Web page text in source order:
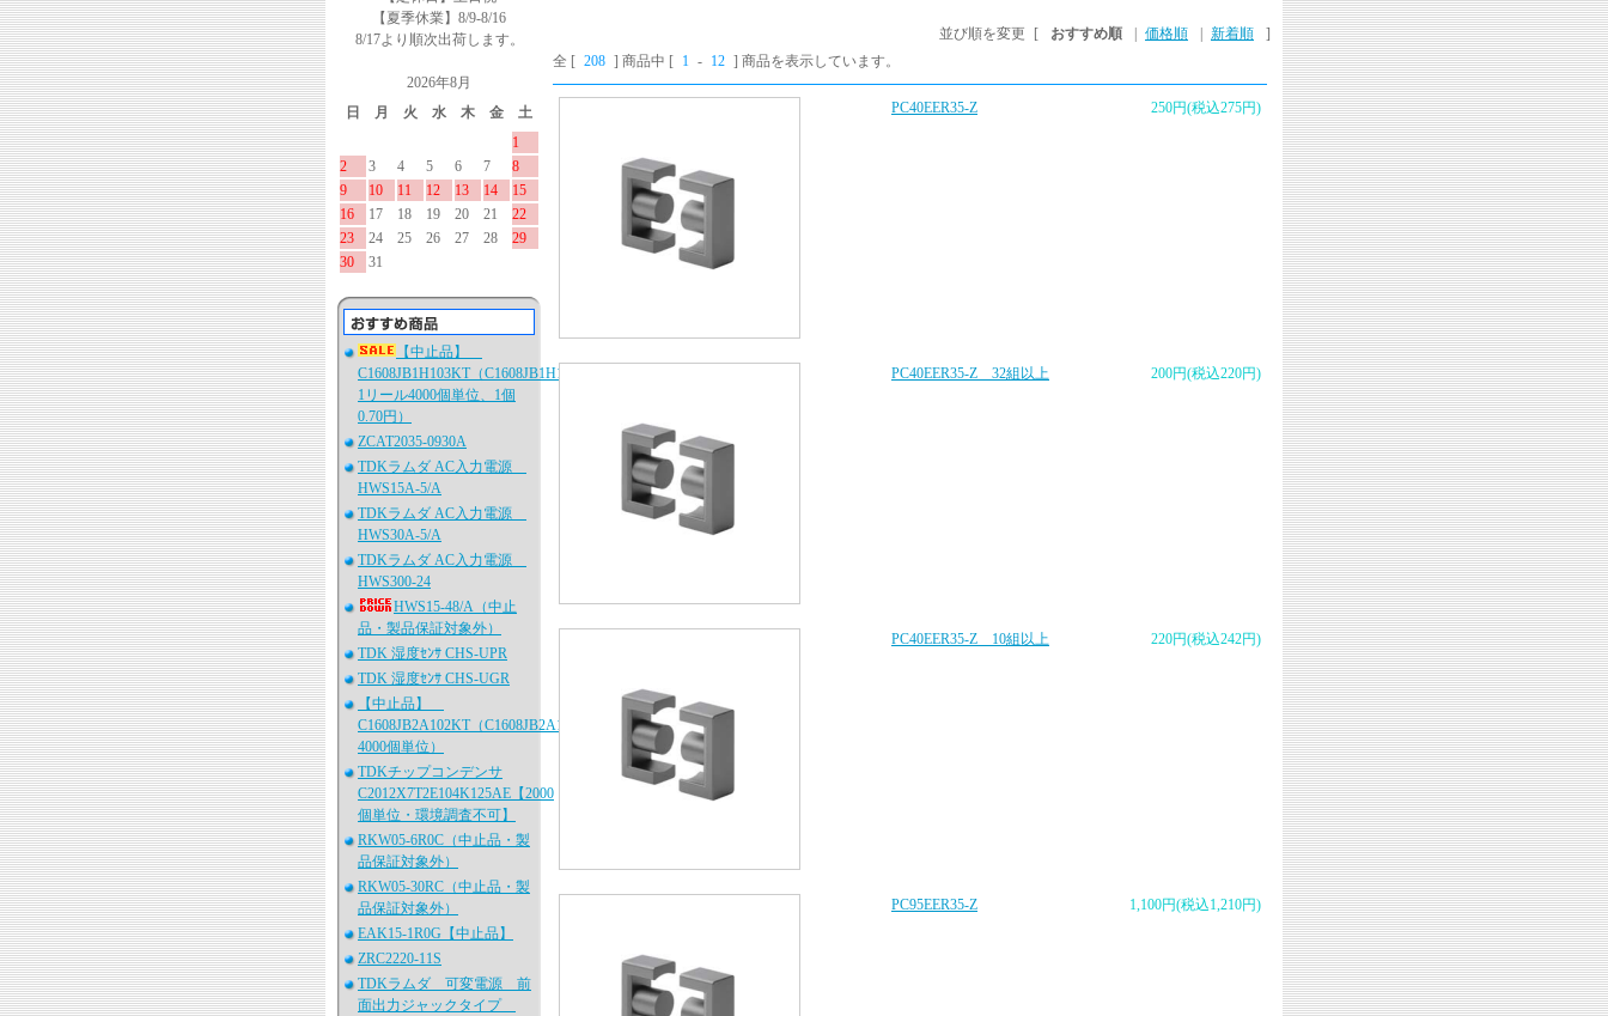
【夏季休業】8/9-8/16
8/17より順次出荷します。
2026年8月
日
月 火 水 木 金
土
1
2
3 4 5 6 7
8
9
10 11 12 13 14
15
16
17 18 19 20 21
22
23
24 25 26 27 28
29
30
31
【中止品】
C1608JB1H103KT（C1608JB1H103K080AA、
1リール4000個単位、1個
0.70円）
ZCAT2035-0930A
TDKラムダ AC入力電源
HWS15A-5/A
TDKラムダ AC入力電源
HWS30A-5/A
TDKラムダ AC入力電源
HWS300-24
HWS15-48/A（中止
品・製品保証対象外）
TDK 湿度ｾﾝｻ CHS-UPR
TDK 湿度ｾﾝｻ CHS-UGR
【中止品】
C1608JB2A102KT（C1608JB2A102K080AA、
4000個単位）
TDKチップコンデンサ
C2012X7T2E104K125AE【2000
個単位・環境調査不可】
RKW05-6R0C（中止品・製
品保証対象外）
RKW05-30RC（中止品・製
品保証対象外）
EAK15-1R0G【中止品】
ZRC2220-11S
TDKラムダ 可変電源 前
面出力ジャックタイプ
並び順を変更 [ おすすめ順 価格順 新着順
]
全 [ 208 ] 商品中 [ 1 - 12 ] 商品を表示しています。
250円(税込275円)
PC40EER35-Z
200円(税込220円)
PC40EER35-Z 32組以上
220円(税込242円)
PC40EER35-Z 10組以上
1,100円(税込1,210円)
PC95EER35-Z